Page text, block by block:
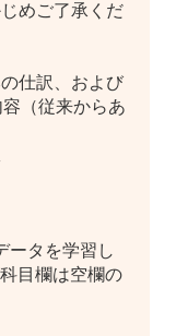
めご了承くだ
仕訳、および
（従来からあ
ータを学習し
目欄は空欄の